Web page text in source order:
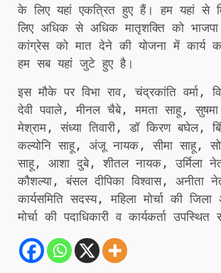
के लिए यहां एकत्रित हुए हैं। हम यहां से
लिए अधिक से अधिक मातृशक्ति को
कांग्रेस को मात देने की योजना में कार्य
हम सब यहां जुटे हुए है।
इस मौके पर विभा राव, चंद्रकांति वर्मा,
देवी पवाले, मीनल चैबे, ममता साहू,
मेश्राम, संध्या तिवारी, डॉ किरण बघेल,
कल्योनि साहू, अंजू नायक, सीमा साहू,
साहू, आशा दुबे, शीतल नायक, उर्मिला
कौशल्या, बंसल दीपिका विश्वास, अनीता
कार्यसमिति सदस्य, महिला मोर्चा की जिला
मोर्चा की पदाधिकारी व कार्यकर्ता उपस्थित